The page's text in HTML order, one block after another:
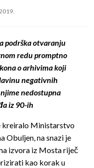
podrška otvaranju
redu promptno
o arhivima koji
negativnih
nedostupna
iz 90-ih
kreiralo Ministarstvo
Obuljen, na snazi je
izvora iz Mosta riječ
kao korak u